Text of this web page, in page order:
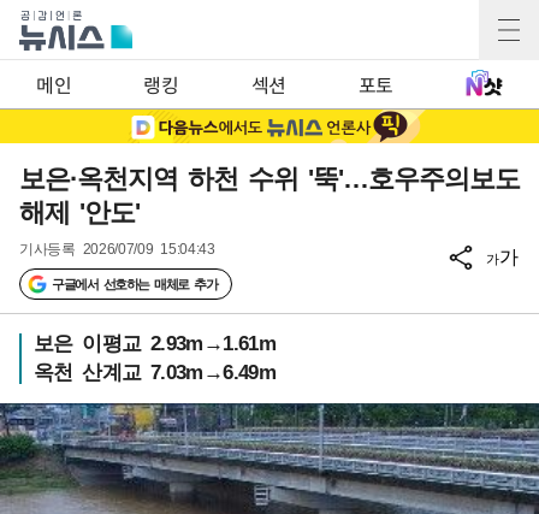
메인 랭킹 섹션 포토
보은·옥천지역 하천 수위 '뚝'…호우주의보도
해제 '안도'
기사등록 2026/07/09 15:04:43
구글에서 선호하는 매체로 추가
가가
보은 이평교 2.93m→1.61m
옥천 산계교 7.03m→6.49m